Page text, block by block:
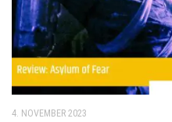
4. NOVEMBER 2023